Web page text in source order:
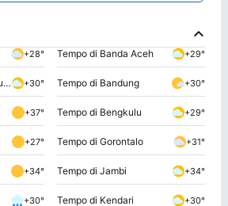
+28° Tempo di Banda Aceh +29°
Tempo di Bandar Lampung +30° Tempo di Bandung +30°
+37° Tempo di Bengkulu +29°
+27° Tempo di Gorontalo +31°
+34° Tempo di Jambi +34°
+30° Tempo di Kendari +30°